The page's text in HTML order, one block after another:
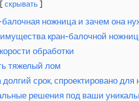
скрывать
балочная ножница и зачем она
кран-балочной
обработки
тяжелый лом
срок, спроектировано для
решения под ваши